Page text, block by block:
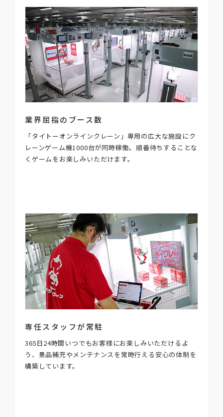
業界屈指のブース数
「タイトーオンラインクレーン」専用の広大な施設にク
レーンゲーム機1000台が同時稼働。順番待ちすることな
くゲームをお楽しみいただけます。
専任スタッフが常駐
365日24時間いつでもお客様にお楽しみいただけるよ
う、景品補充やメンテナンスを常時行える安心の体制を
構築しています。